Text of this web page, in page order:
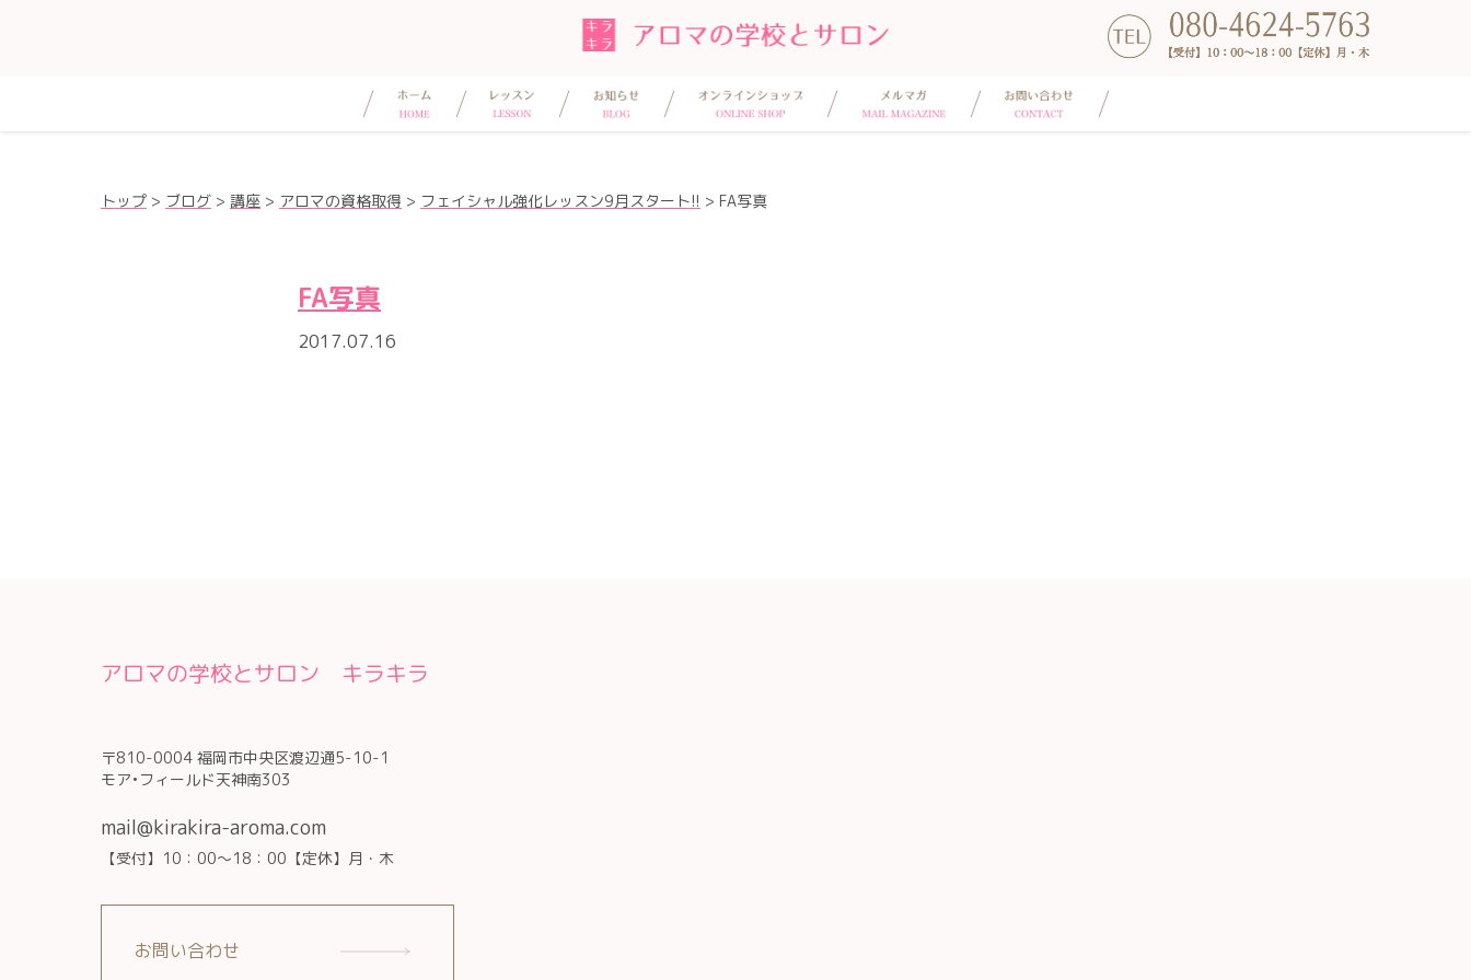
トップ > ブログ > 講座 > アロマの資格取得 > フェイシャル強化レッスン9月スタート!! > FA写真
FA写真
2017.07.16
アロマの学校とサロン キラキラ
〒810-0004 福岡市中央区渡辺通5-10-1
モア•フィールド天神南303
mail@kirakira-aroma.com
【受付】10：00～18：00【定休】月・木
お問い合わせ